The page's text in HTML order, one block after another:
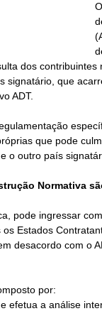
dos
signatário, que
ADT.
que pode
o outro país
Normativa
pode ingressar
Estados
desacordo com o
por:
efetua a análise